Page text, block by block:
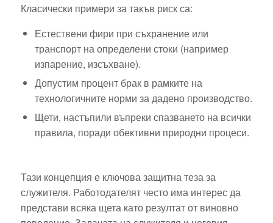
Класически примери за такъв риск са:
Естествени фири при съхранение или
транспорт на определени стоки (например
изпарение, изсъхване).
Допустим процент брак в рамките на
технологичните норми за дадено производство.
Щети, настъпили въпреки спазването на всички
правила, поради обективни природни процеси.
Тази концепция е ключова защитна теза за
служителя. Работодателят често има интерес да
представи всяка щета като резултат от виновно